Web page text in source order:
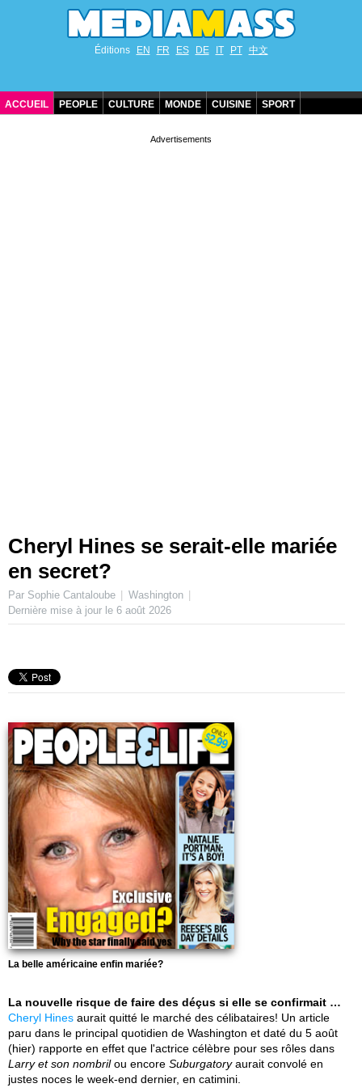
Éditions EN FR ES DE IT PT 中文
ACCUEIL PEOPLE CULTURE MONDE CUISINE SPORT
Cheryl Hines se serait-elle mariée
en secret?
Par Sophie Cantaloube
Washington
Dernière mise à jour le 6 août 2026
La belle américaine enfin mariée?
La nouvelle risque de faire des déçus si elle se confirmait …
Cheryl Hines aurait quitté le marché des célibataires! Un article
paru dans le principal quotidien de Washington et daté du 5 août
(hier) rapporte en effet que l'actrice célèbre pour ses rôles dans
Larry et son nombrilou encore Suburgatoryaurait convolé en
justes noces le week-end dernier, en catimini.